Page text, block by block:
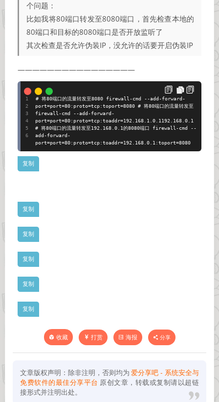
个问题：
比如我将80端口转发至8080端口，首先检查本地的
80端口和目标的8080端口是否开放监听了
其次检查是否允许伪装IP，没允许的话要开启伪装IP
————————————————
# 将80端口的流量转发至8080 firewall-cmd --add-forward-
port=port=80:proto=tcp:toport=8080 # 将80端口的流量转发至
firewall-cmd --add-forward-
port=port=80:proto=tcp:toaddr=192.168.1.0.1192.168.0.1
# 将80端口的流量转发至192.168.0.1的8080端口 firewall-cmd --
add-forward-
port=port=80:proto=tcp:toaddr=192.168.0.1:toport=8080
收藏 打赏 海报 分享
文章版权声明：除非注明，否则均为 爱分享吧 - 系统安全与
免费软件的最佳分享平台 原创文章，转载或复制请以超链
接形式并注明出处。